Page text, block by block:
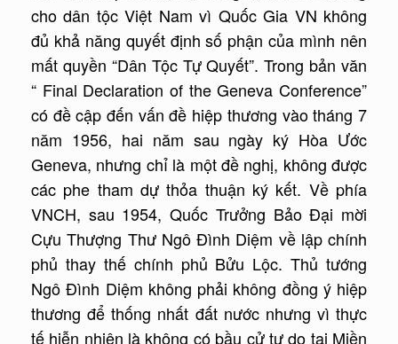
cho dân tộc Việt Nam vì Quốc Gia VN không
đủ khả năng quyết định số phận của mình nên
mất quyền “Dân Tộc Tự Quyết”. Trong bản văn
“ Final Declaration of the Geneva Conference”
có đề cập đến vấn đề hiệp thương vào tháng 7
năm 1956, hai năm sau ngày ký Hòa Ước
Geneva, nhưng chỉ là một đề nghị, không được
các phe tham dự thỏa thuận ký kết. Về phía
VNCH, sau 1954, Quốc Trưởng Bảo Đại mời
Cựu Thượng Thư Ngô Đình Diệm về lập chính
phủ thay thế chính phủ Bửu Lộc. Thủ tướng
Ngô Đình Diệm không phải không đồng ý hiệp
thương để thống nhất đất nước nhưng vì thực
tế hiễn nhiên là không có bầu cử tự do tại Miền